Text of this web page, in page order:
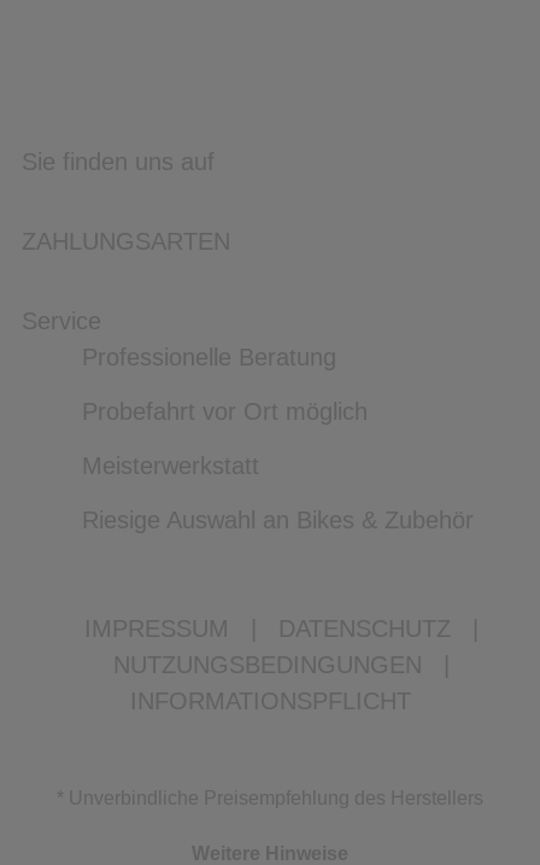
Sie finden uns auf
ZAHLUNGSARTEN
Service
Professionelle Beratung
Probefahrt vor Ort möglich
Meisterwerkstatt
Riesige Auswahl an Bikes & Zubehör
IMPRESSUM DATENSCHUTZ
NUTZUNGSBEDINGUNGEN
INFORMATIONSPFLICHT
* Unverbindliche Preisempfehlung des Herstellers
Weitere Hinweise